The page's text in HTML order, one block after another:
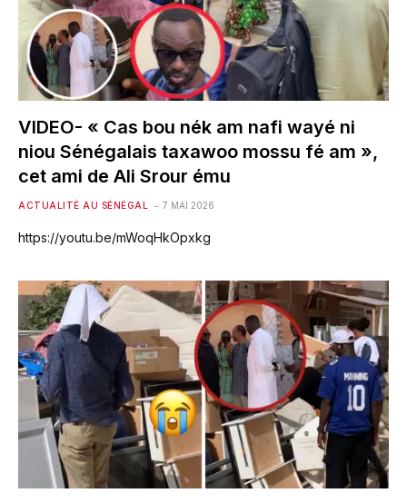
VIDEO- « Cas bou nék am nafi wayé ni
niou Sénégalais taxawoo mossu fé am »,
cet ami de Ali Srour ému
ACTUALITÉ AU SÉNÉGAL 7 MAI 2026
https://youtu.be/mWoqHkOpxkg